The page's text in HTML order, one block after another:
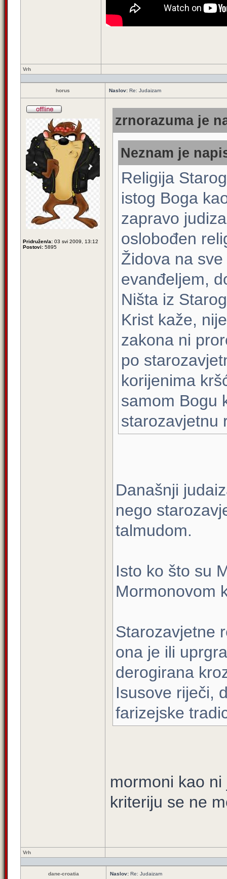
Vrh
horus Naslov: Re: Judaizam
Pridružen/a: 03 svi 2009, 13:12
Postovi: 5895
zrnorazuma je
Neznam je
Religija
istog Boga
zapravo
oslobođen
Židova na
evanđeljem,
Ništa iz
Krist kaže,
zakona ni
po
korijenima
samom Bogu
starozavjetnu
Današnji
nego
talmudom.
Isto ko što su
Mormonovom
Starozavjetne
ona je ili
derogirana
Isusove riječi,
farizejske
mormoni kao
kriteriju se ne
Vrh
dane-croatia Naslov: Re: Judaizam